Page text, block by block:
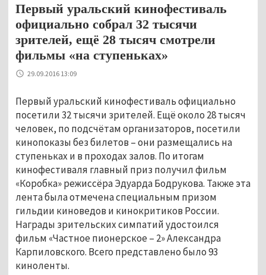
Первый уральский кинофестиваль
официально собрал 32 тысячи
зрителей, ещё 28 тысяч смотрели
фильмы «на ступеньках»
29.09.2016 13:09
Первый уральский кинофестиваль официально
посетили 32 тысячи зрителей. Ещё около 28 тысяч
человек, по подсчётам организаторов, посетили
кинопоказы без билетов – они размещались на
ступеньках и в проходах залов. По итогам
кинофестиваля главный приз получил фильм
«Коробка» режиссёра Эдуарда Бодрукова. Также эта
лента была отмечена специальным призом
гильдии киноведов и кинокритиков России.
Награды зрительских симпатий удостоился
фильм «Частное пионерское – 2» Александра
Карпиловского. Всего представлено было 93
киноленты.